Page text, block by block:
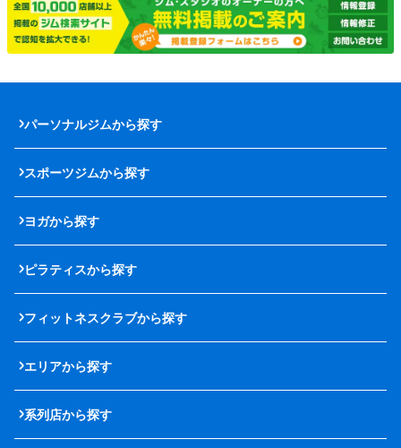
パーソナルジムから探す
スポーツジムから探す
ヨガから探す
ピラティスから探す
フィットネスクラブから探す
エリアから探す
系列店から探す